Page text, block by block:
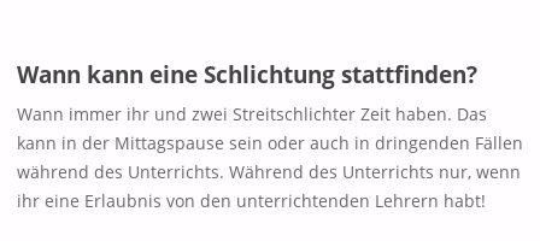
Wann kann eine Schlichtung stattfinden?
Wann immer ihr und zwei Streitschlichter Zeit haben. Das
kann in der Mittagspause sein oder auch in dringenden Fällen
während des Unterrichts. Während des Unterrichts nur, wenn
ihr eine Erlaubnis von den unterrichtenden Lehrern habt!